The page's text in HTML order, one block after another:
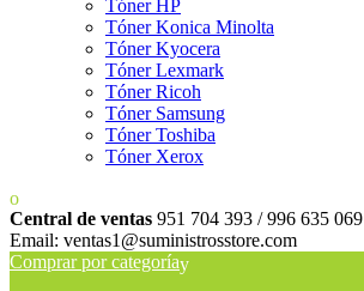
Tóner HP
Tóner Konica Minolta
Tóner Kyocera
Tóner Lexmark
Tóner Ricoh
Tóner Samsung
Tóner Toshiba
Tóner Xerox
Central de ventas 951 704 393 / 996 635 069
Email: ventas1@suministrosstore.com
Comprar por categoría